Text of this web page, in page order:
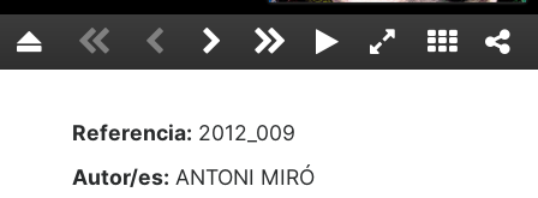
Referencia: 2012_009
Autor/es: ANTONI MIRÓ